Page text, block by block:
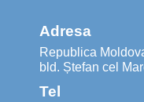
Adresa
Republica
bld. Ștefan cel
Tel